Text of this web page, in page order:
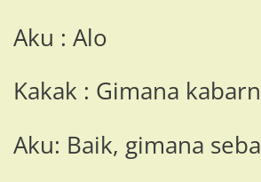
Aku : Alo
Kakak : Gimana
Aku: Baik, gimana